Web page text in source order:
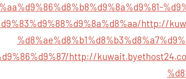
http://
http://